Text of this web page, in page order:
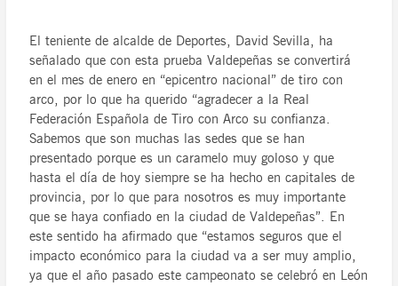
El teniente de alcalde de Deportes, David Sevilla, ha
señalado que con esta prueba Valdepeñas se convertirá
en el mes de enero en “epicentro nacional” de tiro con
arco, por lo que ha querido “agradecer a la Real
Federación Española de Tiro con Arco su confianza.
Sabemos que son muchas las sedes que se han
presentado porque es un caramelo muy goloso y que
hasta el día de hoy siempre se ha hecho en capitales de
provincia, por lo que para nosotros es muy importante
que se haya confiado en la ciudad de Valdepeñas”. En
este sentido ha afirmado que “estamos seguros que el
impacto económico para la ciudad va a ser muy amplio,
ya que el año pasado este campeonato se celebró en León